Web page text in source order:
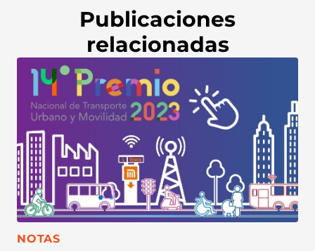
Publicaciones
relacionadas
CATEGORÍA:
NOTAS